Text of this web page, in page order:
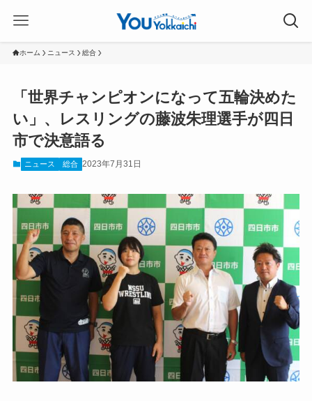
ホーム ニュース 総合
「世界チャンピオンになって五輪決めた
い」、レスリングの藤波朱理選手が四日
市で決意語る
ニュース 総合 2023年7月31日